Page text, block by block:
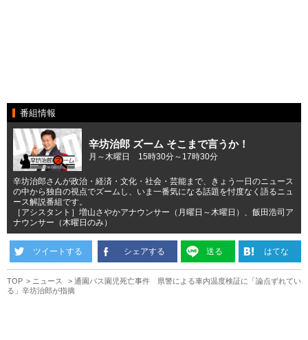
番組情報
辛坊治郎 ズーム そこまで言うか！
月～木曜日 15時30分～17時30分
辛坊治郎さんが政治・経済・文化・社会・芸能まで、きょう一日のニュース
の中から独自の視点でズームし、いま一番気になる話題を忖度なく語るニュ
ース解説番組です。
［アシスタント］増山さやかアナウンサー（月曜日～木曜日）、飯田浩司ア
ナウンサー（木曜日のみ）
ツイートする シェアする 送る はてな
TOP ニュース
通園バス園児死亡事件 県警による車内温度検証に「論点ずれてい
る」辛坊治郎が指摘